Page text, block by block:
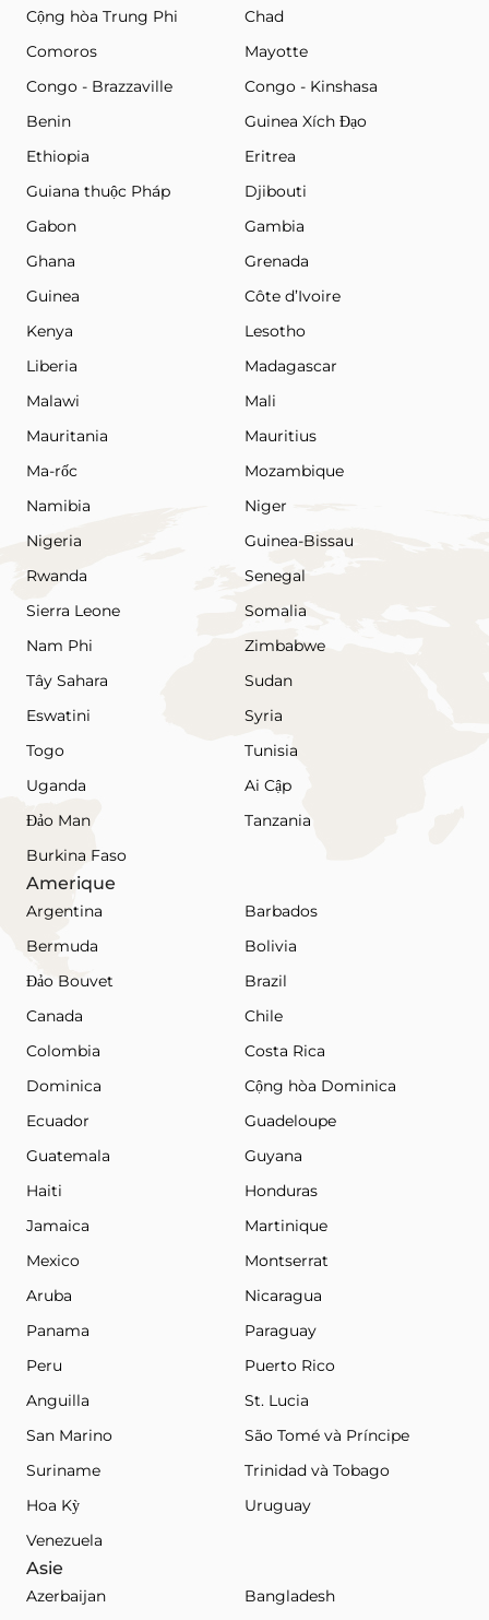
Cộng hòa Trung Phi
Chad
Comoros
Mayotte
Congo - Brazzaville
Congo - Kinshasa
Benin
Guinea Xích Đạo
Ethiopia
Eritrea
Guiana thuộc Pháp
Djibouti
Gabon
Gambia
Ghana
Grenada
Guinea
Côte d’Ivoire
Kenya
Lesotho
Liberia
Madagascar
Malawi
Mali
Mauritania
Mauritius
Ma-rốc
Mozambique
Namibia
Niger
Nigeria
Guinea-Bissau
Rwanda
Senegal
Sierra Leone
Somalia
Nam Phi
Zimbabwe
Tây Sahara
Sudan
Eswatini
Syria
Togo
Tunisia
Uganda
Ai Cập
Đảo Man
Tanzania
Burkina Faso
Amerique
Argentina
Barbados
Bermuda
Bolivia
Đảo Bouvet
Brazil
Canada
Chile
Colombia
Costa Rica
Dominica
Cộng hòa Dominica
Ecuador
Guadeloupe
Guatemala
Guyana
Haiti
Honduras
Jamaica
Martinique
Mexico
Montserrat
Aruba
Nicaragua
Panama
Paraguay
Peru
Puerto Rico
Anguilla
St. Lucia
San Marino
São Tomé và Príncipe
Suriname
Trinidad và Tobago
Hoa Kỳ
Uruguay
Venezuela
Asie
Azerbaijan
Bangladesh